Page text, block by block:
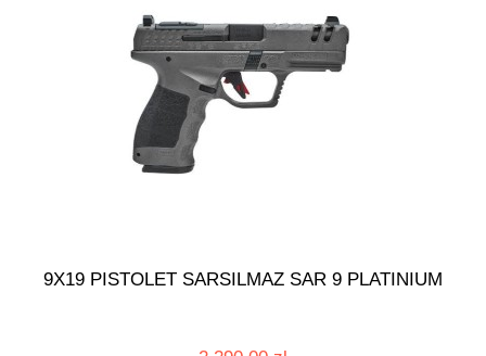
9X19 PISTOLET SARSILMAZ SAR 9 PLATINIUM